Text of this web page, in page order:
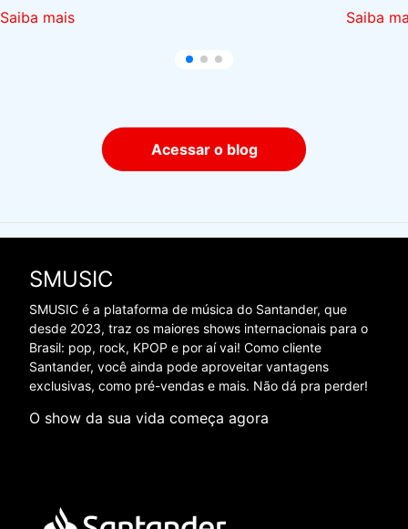
Saiba mais
Saiba
Acessar o blog
SMUSIC
SMUSIC é a plataforma de música do Santander, que
desde 2023, traz os maiores shows internacionais para o
Brasil: pop, rock, KPOP e por aí vai! Como cliente
Santander, você ainda pode aproveitar vantagens
exclusivas, como pré-vendas e mais. Não dá pra perder!
O show da sua vida começa agora